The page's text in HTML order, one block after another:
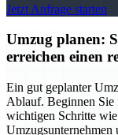
Jetzt Anfrage starten
Umzug planen:
erreichen einen
Ein gut geplanter
Ablauf. Beginnen Sie
wichtigen Schritte
Umzugsunternehmen